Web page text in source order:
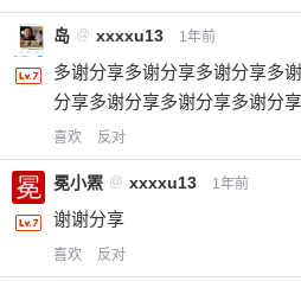
岛 @ xxxxu13 1年前
多谢分享多谢分享多谢分享多
分享多谢分享多谢分享多谢分
喜欢 反对
冕小罴 @ xxxxu13 1年前
谢谢分享
喜欢 反对